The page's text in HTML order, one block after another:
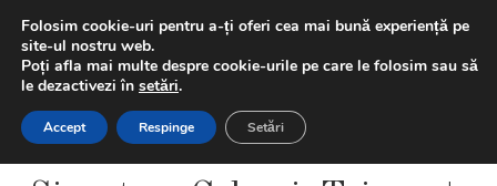
content
LIVRAREA GRATUITĂ | Ai -20% la prima comanda folosind
codul "BUNVENIT20" + Extra discount 5% la plățile cu cardul
Compleu vara Barbati,
Folosim cookie-uri pentru a-ți oferi cea mai bună experiență pe
site-ul nostru web.
Poți afla mai multe despre cookie-urile pe care le folosim sau să
le dezactivezi în setări.
Accept Respinge Setări